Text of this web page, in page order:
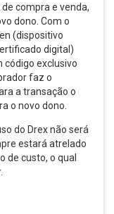
compra e venda,
dono. Com o
(dispositivo
digital)
código exclusivo
faz o
a transação o
o novo dono.
do Drex não será
estará atrelado
de custo, o qual